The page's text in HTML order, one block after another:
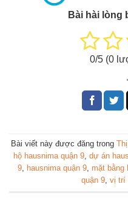
Bài hài lòng
0/5 (0
Bài viết này được đăng trong
hộ hausnima quận 9 dự án
9
hausnima quận 9 mặt bằng
quận 9 vị trí